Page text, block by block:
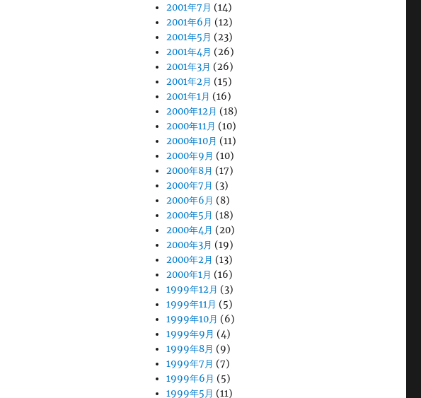
2001年7月 (14)
2001年6月 (12)
2001年5月 (23)
2001年4月 (26)
2001年3月 (26)
2001年2月 (15)
2001年1月 (16)
2000年12月 (18)
2000年11月 (10)
2000年10月 (11)
2000年9月 (10)
2000年8月 (17)
2000年7月 (3)
2000年6月 (8)
2000年5月 (18)
2000年4月 (20)
2000年3月 (19)
2000年2月 (13)
2000年1月 (16)
1999年12月 (3)
1999年11月 (5)
1999年10月 (6)
1999年9月 (4)
1999年8月 (9)
1999年7月 (7)
1999年6月 (5)
1999年5月 (11)